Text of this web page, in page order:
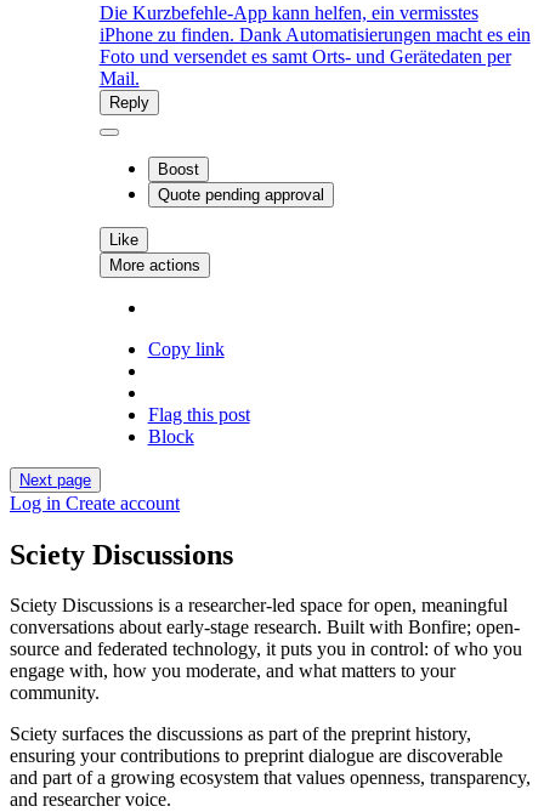
Die Kurzbefehle-App kann helfen, ein vermisstes
iPhone zu finden. Dank Automatisierungen macht es ein
Foto und versendet es samt Orts- und Gerätedaten per
Mail.
Reply
Boost
Quote pending approval
Like
More actions
Copy link
Flag this post
Block
Next page
Log in Create account
Sciety Discussions
Sciety Discussions is a researcher-led space for open, meaningful
conversations about early-stage research. Built with Bonfire; open-
source and federated technology, it puts you in control: of who you
engage with, how you moderate, and what matters to your
community.
Sciety surfaces the discussions as part of the preprint history,
ensuring your contributions to preprint dialogue are discoverable
and part of a growing ecosystem that values openness, transparency,
and researcher voice.